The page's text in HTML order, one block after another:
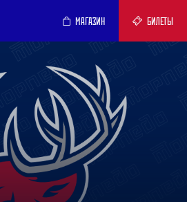
МАГАЗИН БИЛЕТЫ